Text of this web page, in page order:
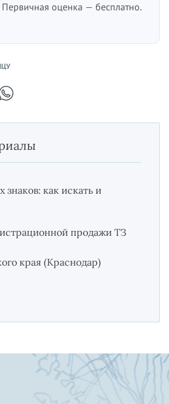
Первичная оценка — бесплатно.
знаков: как искать и
продажи ТЗ
края (Краснодар)